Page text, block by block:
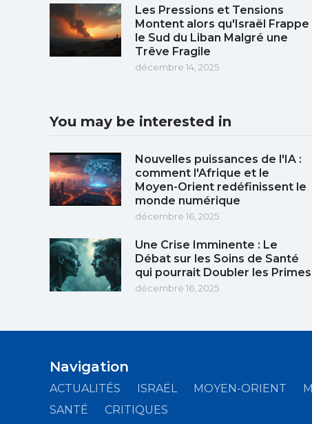
Les Pressions et Tensions
Montent alors qu'Israël Frappe
le Sud du Liban Malgré une
Trêve Fragile
décembre 14, 2025
You may be interested in
Nouvelles puissances de l'IA :
comment l'Afrique et le
Moyen-Orient redéfinissent le
monde numérique
décembre 16, 2025
Une Crise Imminente : Le
Débat sur les Soins de Santé
qui pourrait Doubler les Primes
décembre 16, 2025
Navigation
ACTUALITÉS ISRAËL MOYEN-ORIENT
SANTÉ
CRITIQUES